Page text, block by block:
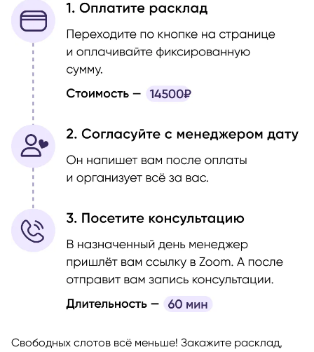
Свободных слотов всё меньше! Закажите расклад,